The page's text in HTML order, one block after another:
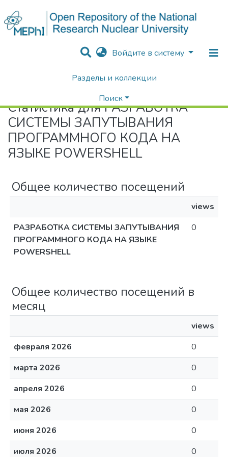
Войдите в систему
Разделы и коллекции
Поиск
Статистика
Статистика для РАЗРАБОТКА
СИСТЕМЫ ЗАПУТЫВАНИЯ
ПРОГРАММНОГО КОДА НА
ЯЗЫКЕ POWERSHELL
Общее количество посещений
views
РАЗРАБОТКА СИСТЕМЫ ЗАПУТЫВАНИЯ
ПРОГРАММНОГО КОДА НА ЯЗЫКЕ
POWERSHELL
0
Общее количество посещений в
месяц
views
февраля 2026
0
марта 2026
0
апреля 2026
0
мая 2026
0
июня 2026
0
июля 2026
0